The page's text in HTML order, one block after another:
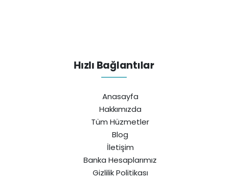
Hızlı Bağlantılar
Anasayfa
Hakkımızda
Tüm Hüzmetler
Blog
İletişim
Banka Hesaplarımız
Gizlilik Politikası